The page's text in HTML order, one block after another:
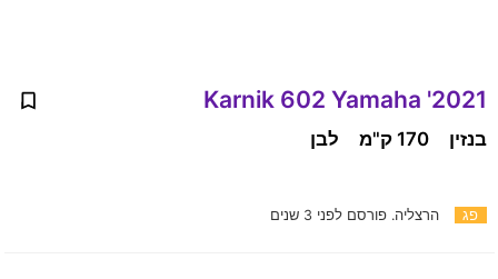
2021' Karnik 602 Yamaha
פג הרצליה.פורסם לפני 3 שנים
בנזין 170 ק"מ לבן